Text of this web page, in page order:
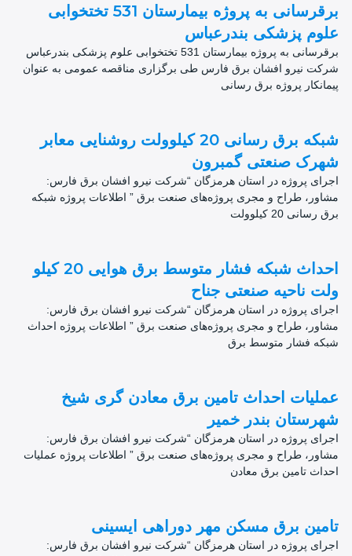
برقرسانی به پروژه بیمارستان 531 تختخوابی
علوم پزشکی بندرعباس
برقرسانی به پروژه بیمارستان 531 تختخوابی علوم پزشکی بندرعباس
شرکت نیرو افشان برق فارس طی برگزاری مناقصه عمومی به عنوان
پیمانکار پروژه برق رسانی
شبکه برق رسانی 20 کیلوولت روشنایی معابر
شهرک صنعتی گمبرون
اجرای پروژه در استان هرمزگان “شرکت نیرو افشان برق فارس:
مشاور، طراح و مجری پروژه‌های صنعت برق ” اطلاعات پروژه شبکه
برق رسانی 20 کیلوولت
احداث شبکه فشار متوسط برق هوایی 20 کیلو
ولت ناحیه صنعتی جناح
اجرای پروژه در استان هرمزگان “شرکت نیرو افشان برق فارس:
مشاور، طراح و مجری پروژه‌های صنعت برق ” اطلاعات پروژه احداث
شبکه فشار متوسط برق
عملیات احداث تامین برق معادن گری شیخ
شهرستان بندر خمیر
اجرای پروژه در استان هرمزگان “شرکت نیرو افشان برق فارس:
مشاور، طراح و مجری پروژه‌های صنعت برق ” اطلاعات پروژه عملیات
احداث تامین برق معادن
تامین برق مسکن مهر دوراهی ایسینی
اجرای پروژه در استان هرمزگان “شرکت نیرو افشان برق فارس: